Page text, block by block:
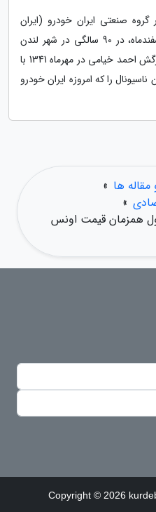
گروه صنعتی ایران خودرو (ایران
ناسیونال سابق)، روز جمعه، نهم اسفندماه، در 90 سالگی در شهر لندن
درگذشت. محمود خیامی و برادر بزرگش احمد خیامی در مهرماه 1341 با
را که امروزه ایران خودرو
مقاله ها »
»
همزمان قیمت اونس
Copyright © 2026